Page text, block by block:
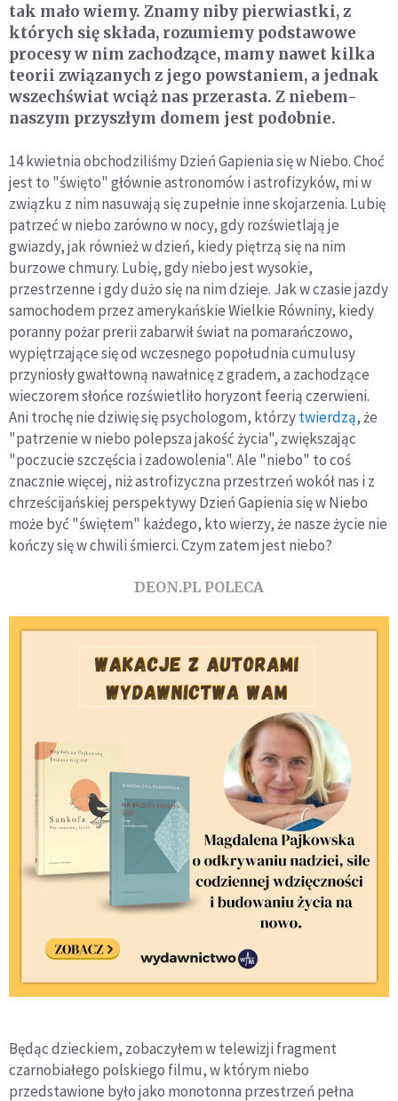
tak mało wiemy. Znamy niby pierwiastki, z
których się składa, rozumiemy podstawowe
procesy w nim zachodzące, mamy nawet kilka
teorii związanych z jego powstaniem, a jednak
wszechświat wciąż nas przerasta. Z niebem-
naszym przyszłym domem jest podobnie.
14 kwietnia obchodziliśmy Dzień Gapienia się w Niebo. Choć
jest to "święto" głównie astronomów i astrofizyków, mi w
związku z nim nasuwają się zupełnie inne skojarzenia. Lubię
patrzeć w niebo zarówno w nocy, gdy rozświetlają je
gwiazdy, jak również w dzień, kiedy piętrzą się na nim
burzowe chmury. Lubię, gdy niebo jest wysokie,
przestrzenne i gdy dużo się na nim dzieje. Jak w czasie jazdy
samochodem przez amerykańskie Wielkie Równiny, kiedy
poranny pożar prerii zabarwił świat na pomarańczowo,
wypiętrzające się od wczesnego popołudnia cumulusy
przyniosły gwałtowną nawałnicę z gradem, a zachodzące
wieczorem słońce rozświetliło horyzont feerią czerwieni.
Ani trochę nie dziwię się psychologom, którzytwierdzą, że
"patrzenie w niebo polepsza jakość życia", zwiększając
"poczucie szczęścia i zadowolenia". Ale "niebo" to coś
znacznie więcej, niż astrofizyczna przestrzeń wokół nas i z
chrześcijańskiej perspektywy Dzień Gapienia się w Niebo
może być "świętem" każdego, kto wierzy, że nasze życie nie
kończy się w chwili śmierci. Czym zatem jest niebo?
DEON.PL POLECA
Będąc dzieckiem, zobaczyłem w telewizji fragment
czarnobiałego polskiego filmu, w którym niebo
przedstawione było jako monotonna przestrzeń pełna